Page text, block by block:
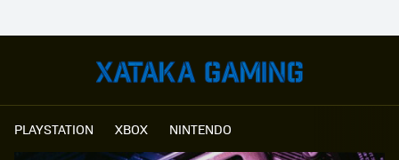
PLAYSTATION XBOX NINTENDO